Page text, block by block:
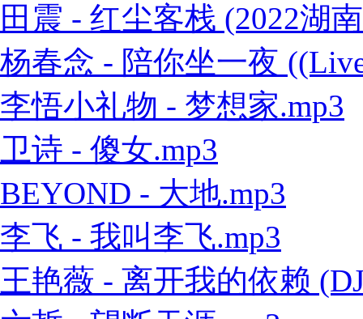
田震 - 红尘客栈 (2022湖
杨春念 - 陪你坐一夜
李悟小礼物 - 梦想家.mp3
卫诗 - 傻女.mp3
BEYOND - 大地.mp3
李飞 - 我叫李飞.mp3
王艳薇 - 离开我的依赖